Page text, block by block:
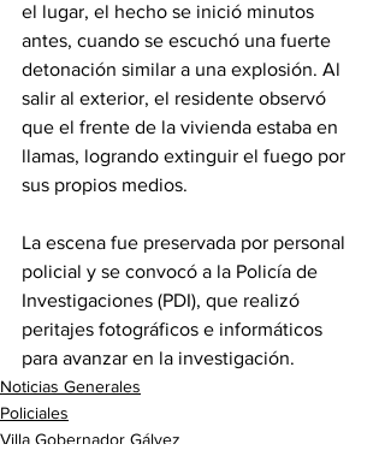
el lugar, el hecho se inició minutos
antes, cuando se escuchó una fuerte
detonación similar a una explosión. Al
salir al exterior, el residente observó
que el frente de la vivienda estaba en
llamas, logrando extinguir el fuego por
sus propios medios.
La escena fue preservada por personal
policial y se convocó a la Policía de
Investigaciones (PDI), que realizó
peritajes fotográficos e informáticos
para avanzar en la investigación.
Noticias Generales
Policiales
Villa Gobernador Gálvez